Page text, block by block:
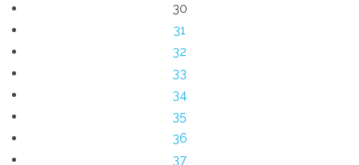
30
31
32
33
34
35
36
37